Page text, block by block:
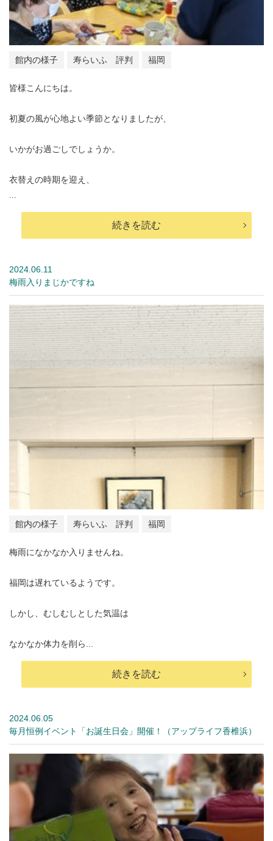
館内の様子 寿らいふ 評判 福岡
皆様こんにちは。
初夏の風が心地よい季節となりましたが、
いかがお過ごしでしょうか。
衣替えの時期を迎え、
続きを読む
2024.06.11
梅雨入りまじかですね
館内の様子 寿らいふ 評判 福岡
梅雨になかなか入りませんね。
福岡は遅れているようです。
しかし、むしむしとした気温は
なかなか体力を削ら...
続きを読む
2024.06.05
毎月恒例イベント「お誕生日会」開催！（アップライフ香椎浜）